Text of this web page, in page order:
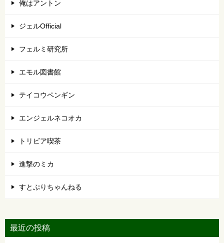
俺はアントン
ジェルOfficial
フェルミ研究所
エモル図書館
テイコウペンギン
エンジェルネコオカ
トリビア喫茶
進撃のミカ
すとぷりちゃんねる
最近の投稿